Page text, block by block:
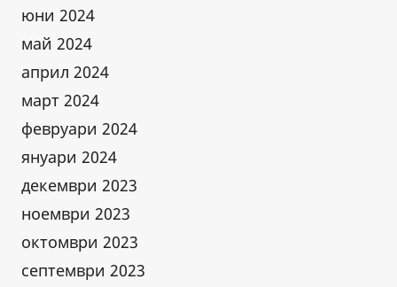
юни 2024
май 2024
април 2024
март 2024
февруари 2024
януари 2024
декември 2023
ноември 2023
октомври 2023
септември 2023